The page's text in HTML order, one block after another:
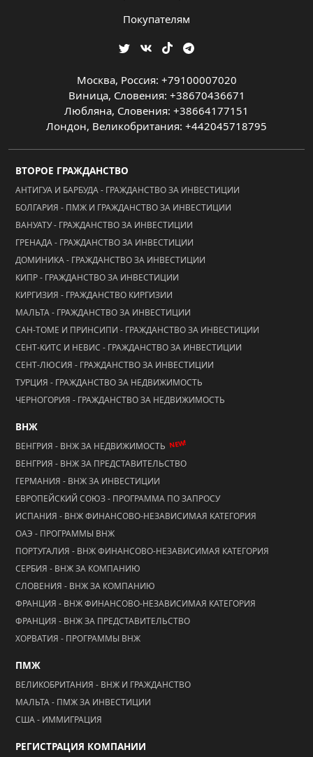
Покупателям
Москва, Россия: +79100007020
Виница, Словения: +38670436671
Любляна, Словения: +38664177151
Лондон, Великобритания: +442045718795
ВТОРОЕ ГРАЖДАНСТВО
АНТИГУА И БАРБУДА - ГРАЖДАНСТВО ЗА ИНВЕСТИЦИИ
БОЛГАРИЯ - ПМЖ И ГРАЖДАНСТВО ЗА ИНВЕСТИЦИИ
ВАНУАТУ - ГРАЖДАНСТВО ЗА ИНВЕСТИЦИИ
ГРЕНАДА - ГРАЖДАНСТВО ЗА ИНВЕСТИЦИИ
ДОМИНИКА - ГРАЖДАНСТВО ЗА ИНВЕСТИЦИИ
КИПР - ГРАЖДАНСТВО ЗА ИНВЕСТИЦИИ
КИРГИЗИЯ - ГРАЖДАНСТВО КИРГИЗИИ
МАЛЬТА - ГРАЖДАНСТВО ЗА ИНВЕСТИЦИИ
САН-ТОМЕ И ПРИНСИПИ - ГРАЖДАНСТВО ЗА ИНВЕСТИЦИИ
СЕНТ-КИТС И НЕВИС - ГРАЖДАНСТВО ЗА ИНВЕСТИЦИИ
СЕНТ-ЛЮСИЯ - ГРАЖДАНСТВО ЗА ИНВЕСТИЦИИ
ТУРЦИЯ - ГРАЖДАНСТВО ЗА НЕДВИЖИМОСТЬ
ЧЕРНОГОРИЯ - ГРАЖДАНСТВО ЗА НЕДВИЖИМОСТЬ
ВНЖ
ВЕНГРИЯ - ВНЖ ЗА НЕДВИЖИМОСТЬ NEW!
ВЕНГРИЯ - ВНЖ ЗА ПРЕДСТАВИТЕЛЬСТВО
ГЕРМАНИЯ - ВНЖ ЗА ИНВЕСТИЦИИ
ЕВРОПЕЙСКИЙ СОЮЗ - ПРОГРАММА ПО ЗАПРОСУ
ИСПАНИЯ - ВНЖ ФИНАНСОВО-НЕЗАВИСИМАЯ КАТЕГОРИЯ
ОАЭ - ПРОГРАММЫ ВНЖ
ПОРТУГАЛИЯ - ВНЖ ФИНАНСОВО-НЕЗАВИСИМАЯ КАТЕГОРИЯ
СЕРБИЯ - ВНЖ ЗА КОМПАНИЮ
СЛОВЕНИЯ - ВНЖ ЗА КОМПАНИЮ
ФРАНЦИЯ - ВНЖ ФИНАНСОВО-НЕЗАВИСИМАЯ КАТЕГОРИЯ
ФРАНЦИЯ - ВНЖ ЗА ПРЕДСТАВИТЕЛЬСТВО
ХОРВАТИЯ - ПРОГРАММЫ ВНЖ
ПМЖ
ВЕЛИКОБРИТАНИЯ - ВНЖ И ГРАЖДАНСТВО
МАЛЬТА - ПМЖ ЗА ИНВЕСТИЦИИ
США - ИММИГРАЦИЯ
РЕГИСТРАЦИЯ КОМПАНИИ